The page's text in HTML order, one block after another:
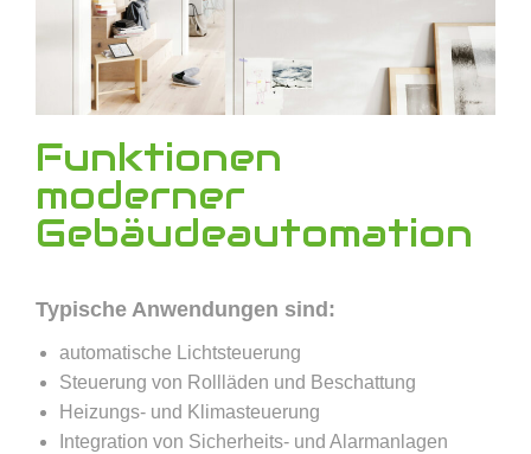
Funktionen
moderner
Gebäudeautomation
Typische Anwendungen sind:
automatische Lichtsteuerung
Steuerung von Rollläden und Beschattung
Heizungs‑ und Klimasteuerung
Integration von Sicherheits‑ und Alarmanlagen